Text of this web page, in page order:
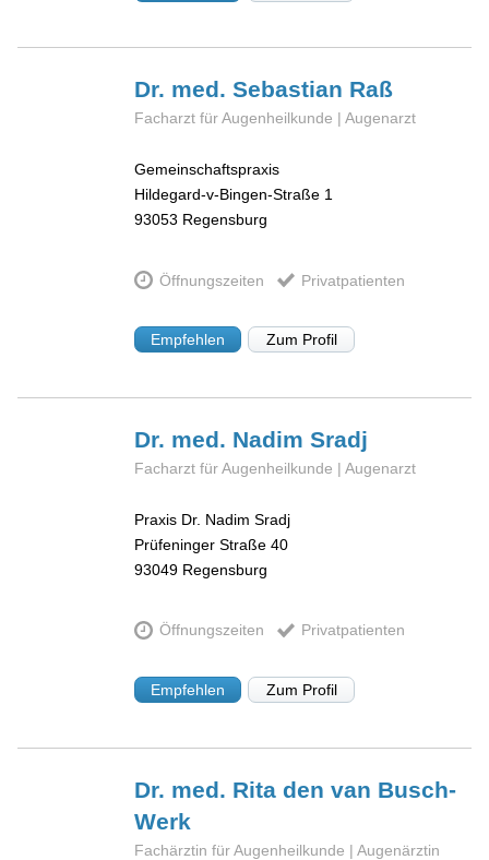
Dr. med. Sebastian Raß
Facharzt für Augenheilkunde | Augenarzt
Gemeinschaftspraxis
Hildegard-v-Bingen-Straße 1
93053 Regensburg
Öffnungszeiten Privatpatienten
Empfehlen Zum Profil
Dr. med. NadimSradj
Facharzt für Augenheilkunde | Augenarzt
Praxis Dr. Nadim Sradj
Prüfeninger Straße 40
93049 Regensburg
Öffnungszeiten Privatpatienten
Empfehlen Zum Profil
Dr. med. Rita denvan Busch-
Werk
Fachärztin für Augenheilkunde | Augenärztin